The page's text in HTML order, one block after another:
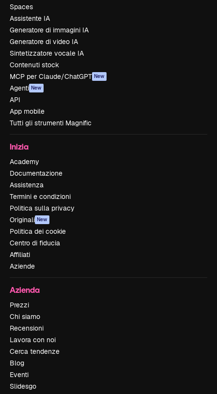
Spaces
Assistente IA
Generatore di immagini IA
Generatore di video IA
Sintetizzatore vocale IA
Contenuti stock
MCP per Claude/ChatGPT New
Agenti New
API
App mobile
Tutti gli strumenti Magnific
Inizia
Academy
Documentazione
Assistenza
Termini e condizioni
Politica sulla privacy
Originali New
Politica dei cookie
Centro di fiducia
Affiliati
Aziende
Azienda
Prezzi
Chi siamo
Recensioni
Lavora con noi
Cerca tendenze
Blog
Eventi
Slidesgo